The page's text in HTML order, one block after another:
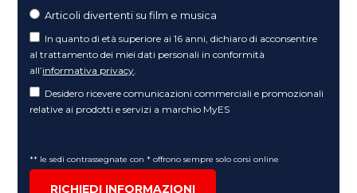
Articoli divertenti su film e musica
In quanto di età superiore ai 16 anni, dichiaro di acconsentire
al trattamento dei miei dati personali in conformità
all’informativa privacy.
Desidero ricevere comunicazioni commerciali e promozionali
relative ai prodotti e servizi a marchio MyES
** le sedi contrassegnate con * offrono sempre solo corsi online
RICHIEDI INFORMAZIONI